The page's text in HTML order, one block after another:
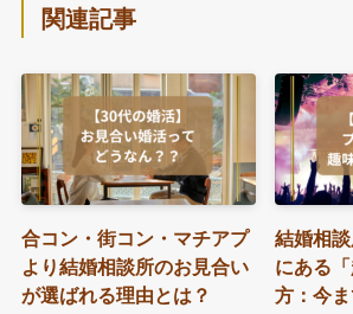
関連記事
合コン・街コン・マチアプ
より結婚相談所のお見合い
が選ばれる理由とは？
結婚相
にある
方：今